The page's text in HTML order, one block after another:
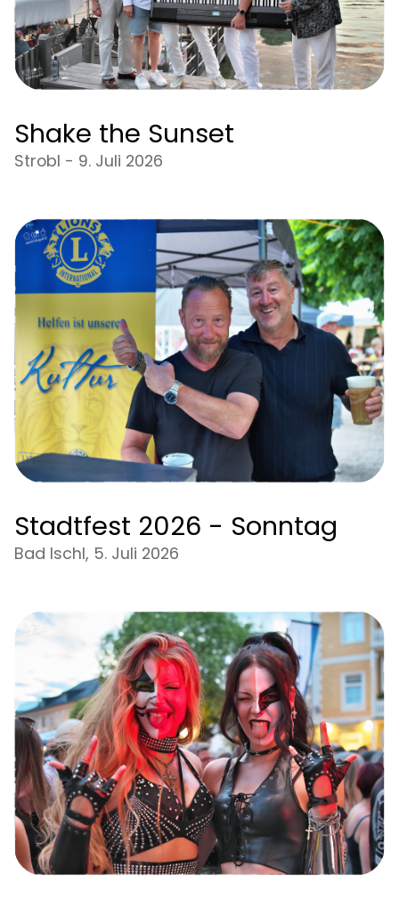
Shake the Sunset
Strobl - 9. Juli 2026
Stadtfest 2026 - Sonntag
Bad Ischl, 5. Juli 2026